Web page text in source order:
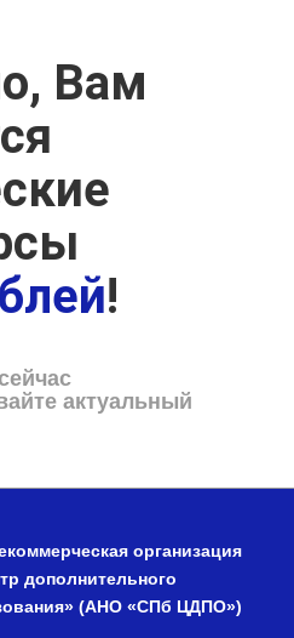
Вам
!
актуальный
организация
дополнительного
(АНО «СПб ЦДПО»)